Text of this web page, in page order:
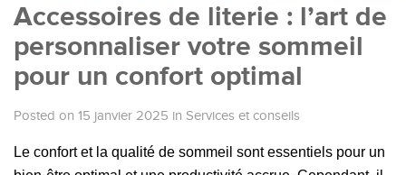
Accessoires de literie : l’art de
personnaliser votre sommeil
pour un confort optimal
Posted on 15 janvier 2025 in Services et conseils
Le confort et la qualité de sommeil sont essentiels pour un